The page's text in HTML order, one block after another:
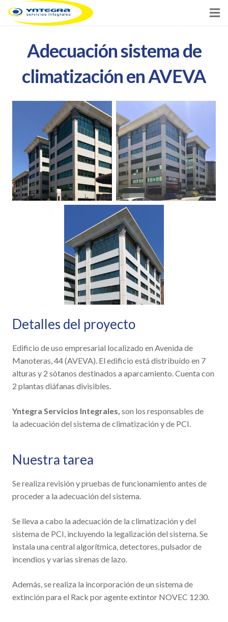
Contacto
Adecuación sistema de
climatización en AVEVA
Detalles del proyecto
Edificio de uso empresarial localizado en Avenida de
Manoteras, 44 (AVEVA). El edificio está distribuído en 7
alturas y 2 sótanos destinados a aparcamiento. Cuenta con
2 plantas diáfanas divisibles.
Yntegra Servicios Integrales, son los responsables de
la adecuación del sistema de climatización y de PCI.
Nuestra tarea
Se realiza revisión y pruebas de funcionamiento antes de
proceder a la adecuación del sistema.
Se lleva a cabo la adecuación de la climatización y del
sistema de PCI, incluyendo la legalización del sistema. Se
instala una central algorítmica, detectores, pulsador de
incendios y varias sirenas de lazo.
Además, se realiza la incorporación de un sistema de
extinción para el Rack por agente extintor NOVEC 1230.